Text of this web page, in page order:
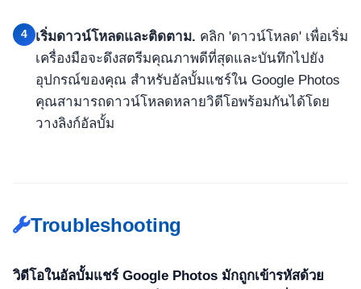
4 เริ่มดาวน์โหลดและติดตาม. คลิก 'ดาวน์โหลด' เพื่อเริ่ม
เครื่องมือจะดึงสตรีมคุณภาพดีที่สุดและบันทึกไปยัง
อุปกรณ์ของคุณ สำหรับอัลบั้มแชร์ใน Google Photos
คุณสามารถดาวน์โหลดหลายวิดีโอพร้อมกันได้โดย
วางลิงก์อัลบั้ม
Troubleshooting
วิดีโอในอัลบั้มแชร์ Google Photos มักถูกเข้ารหัสด้วย